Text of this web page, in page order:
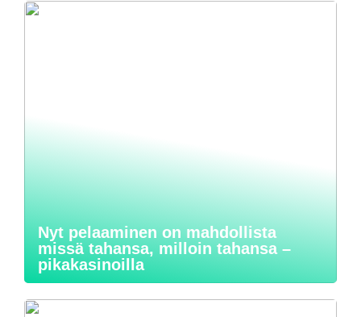
Nyt pelaaminen on mahdollista
missä tahansa, milloin tahansa –
pikakasinoilla